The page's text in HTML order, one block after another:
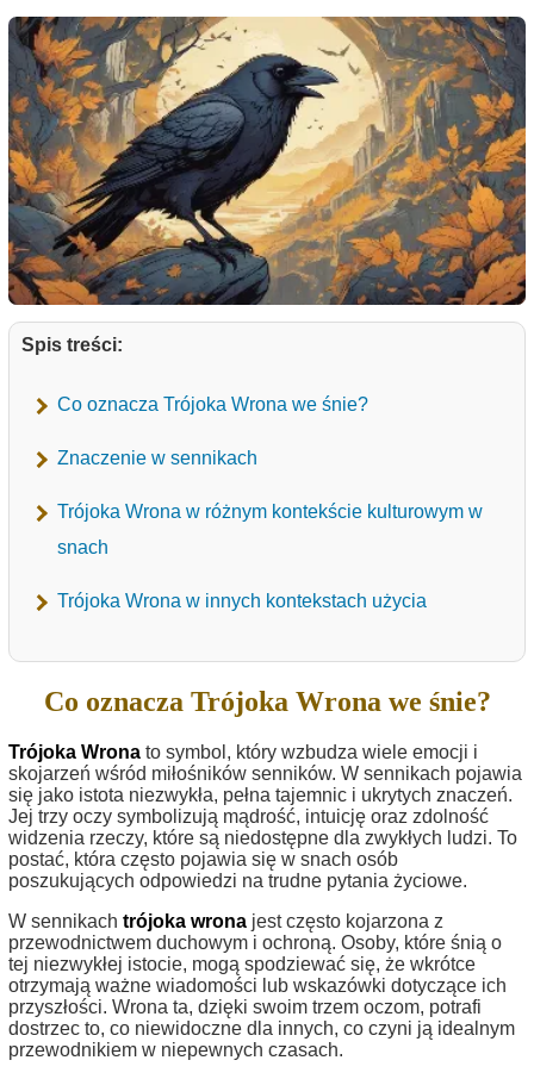
Spis treści:
Co oznacza Trójoka Wrona we śnie?
Znaczenie w sennikach
Trójoka Wrona w różnym kontekście kulturowym w
snach
Trójoka Wrona w innych kontekstach użycia
Co oznacza Trójoka Wrona we śnie?
Trójoka Wrona to symbol, który wzbudza wiele emocji i
skojarzeń wśród miłośników senników. W sennikach pojawia
się jako istota niezwykła, pełna tajemnic i ukrytych znaczeń.
Jej trzy oczy symbolizują mądrość, intuicję oraz zdolność
widzenia rzeczy, które są niedostępne dla zwykłych ludzi. To
postać, która często pojawia się w snach osób
poszukujących odpowiedzi na trudne pytania życiowe.
W sennikach trójoka wrona jest często kojarzona z
przewodnictwem duchowym i ochroną. Osoby, które śnią o
tej niezwykłej istocie, mogą spodziewać się, że wkrótce
otrzymają ważne wiadomości lub wskazówki dotyczące ich
przyszłości. Wrona ta, dzięki swoim trzem oczom, potrafi
dostrzec to, co niewidoczne dla innych, co czyni ją idealnym
przewodnikiem w niepewnych czasach.